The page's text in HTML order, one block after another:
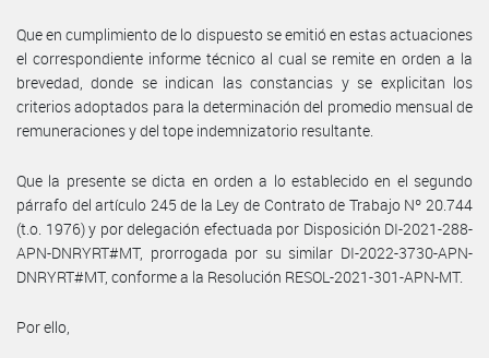
Que en cumplimiento de lo dispuesto se emitió en estas actuaciones
el correspondiente informe técnico al cual se remite en orden a la
brevedad, donde se indican las constancias y se explicitan los
criterios adoptados para la determinación del promedio mensual de
remuneraciones y del tope indemnizatorio resultante.
Que la presente se dicta en orden a lo establecido en el segundo
párrafo del artículo 245 de la Ley de Contrato de Trabajo Nº 20.744
(t.o. 1976) y por delegación efectuada por Disposición DI-2021-288-
APN-DNRYRT#MT, prorrogada por su similar DI-2022-3730-APN-
DNRYRT#MT, conforme a la Resolución RESOL-2021-301-APN-MT.
Por ello,